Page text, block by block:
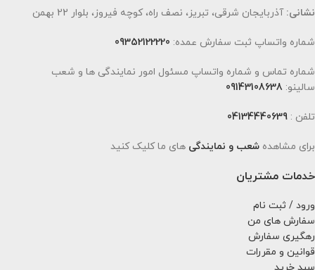
نشانی: آذربایجان شرقی، تبریز، نصف راه، کوچه فیروز، بلوار 22 بهمن
شماره واتساپ ثبت سفارش عمده: 09352122220
شماره تماس و شماره واتساپ مسئول امور نمایندگی ها و شعب
سالینو: 09143108638
تلفن : 04134440639
برای مشاهده شعب و نمایندگی های ما کلیک کنید
خدمات مشتریان
ورود / ثبت نام
سفارش های من
رهگیری سفارش
قوانین و مقررات
سبد خرید